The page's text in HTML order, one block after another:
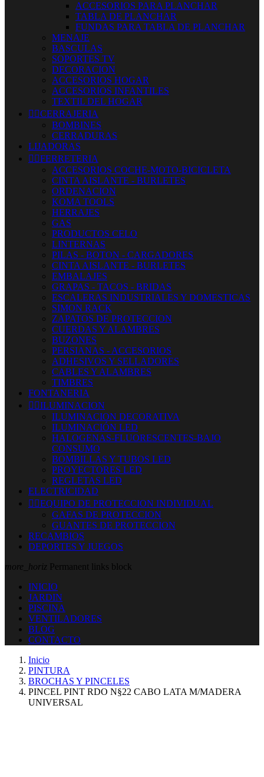
ACCESORIOS PARA PLANCHAR
TABLA DE PLANCHAR
FUNDAS PARA TABLA DE PLANCHAR
MENAJE
BASCULAS
SOPORTES TV
DECORACION
ACCESORIOS HOGAR
ACCESORIOS INFANTILES
TEXTIL DEL HOGAR
 CERRAJERIA
BOMBINES
CERRADURAS
LIJADORAS
 FERRETERIA
ACCESORIOS COCHE-MOTO-BICICLETA
CINTA AISLANTE - BURLETES
ORDENACION
KOMA TOOLS
HERRAJES
GAS
PRODUCTOS CELO
LINTERNAS
PILAS - BOTON - CARGADORES
CINTA AISLANTE - BURLETES
EMBALAJES
GRAPAS - TACOS - BRIDAS
ESCALERAS INDUSTRIALES Y DOMESTICAS
SIMON RACK
ZAPATOS DE PROTECCION
CUERDAS Y ALAMBRES
BUZONES
PERSIANAS - ACCESORIOS
ADHESIVOS Y SELLADORES
CABLES Y ALAMBRES
TIMBRES
FONTANERIA
 ILUMINACION
ILUMINACION DECORATIVA
ILUMINACIÓN LED
HALOGENAS-FLUORESCENTES-BAJO
CONSUMO
BOMBILLAS Y TUBOS LED
PROYECTORES LED
REGLETAS LED
ELECTRICIDAD
 EQUIPO DE PROTECCION INDIVIDUAL
GAFAS DE PROTECCION
GUANTES DE PROTECCION
RECAMBIOS
DEPORTES Y JUEGOS
more_horiz Permanent links block
INICIO
JARDIN
PISCINA
VENTILADORES
BLOG
CONTACTO
Inicio
PINTURA
BROCHAS Y PINCELES
PINCEL PINT RDO N§22 CABO LATA M/MADERA
UNIVERSAL